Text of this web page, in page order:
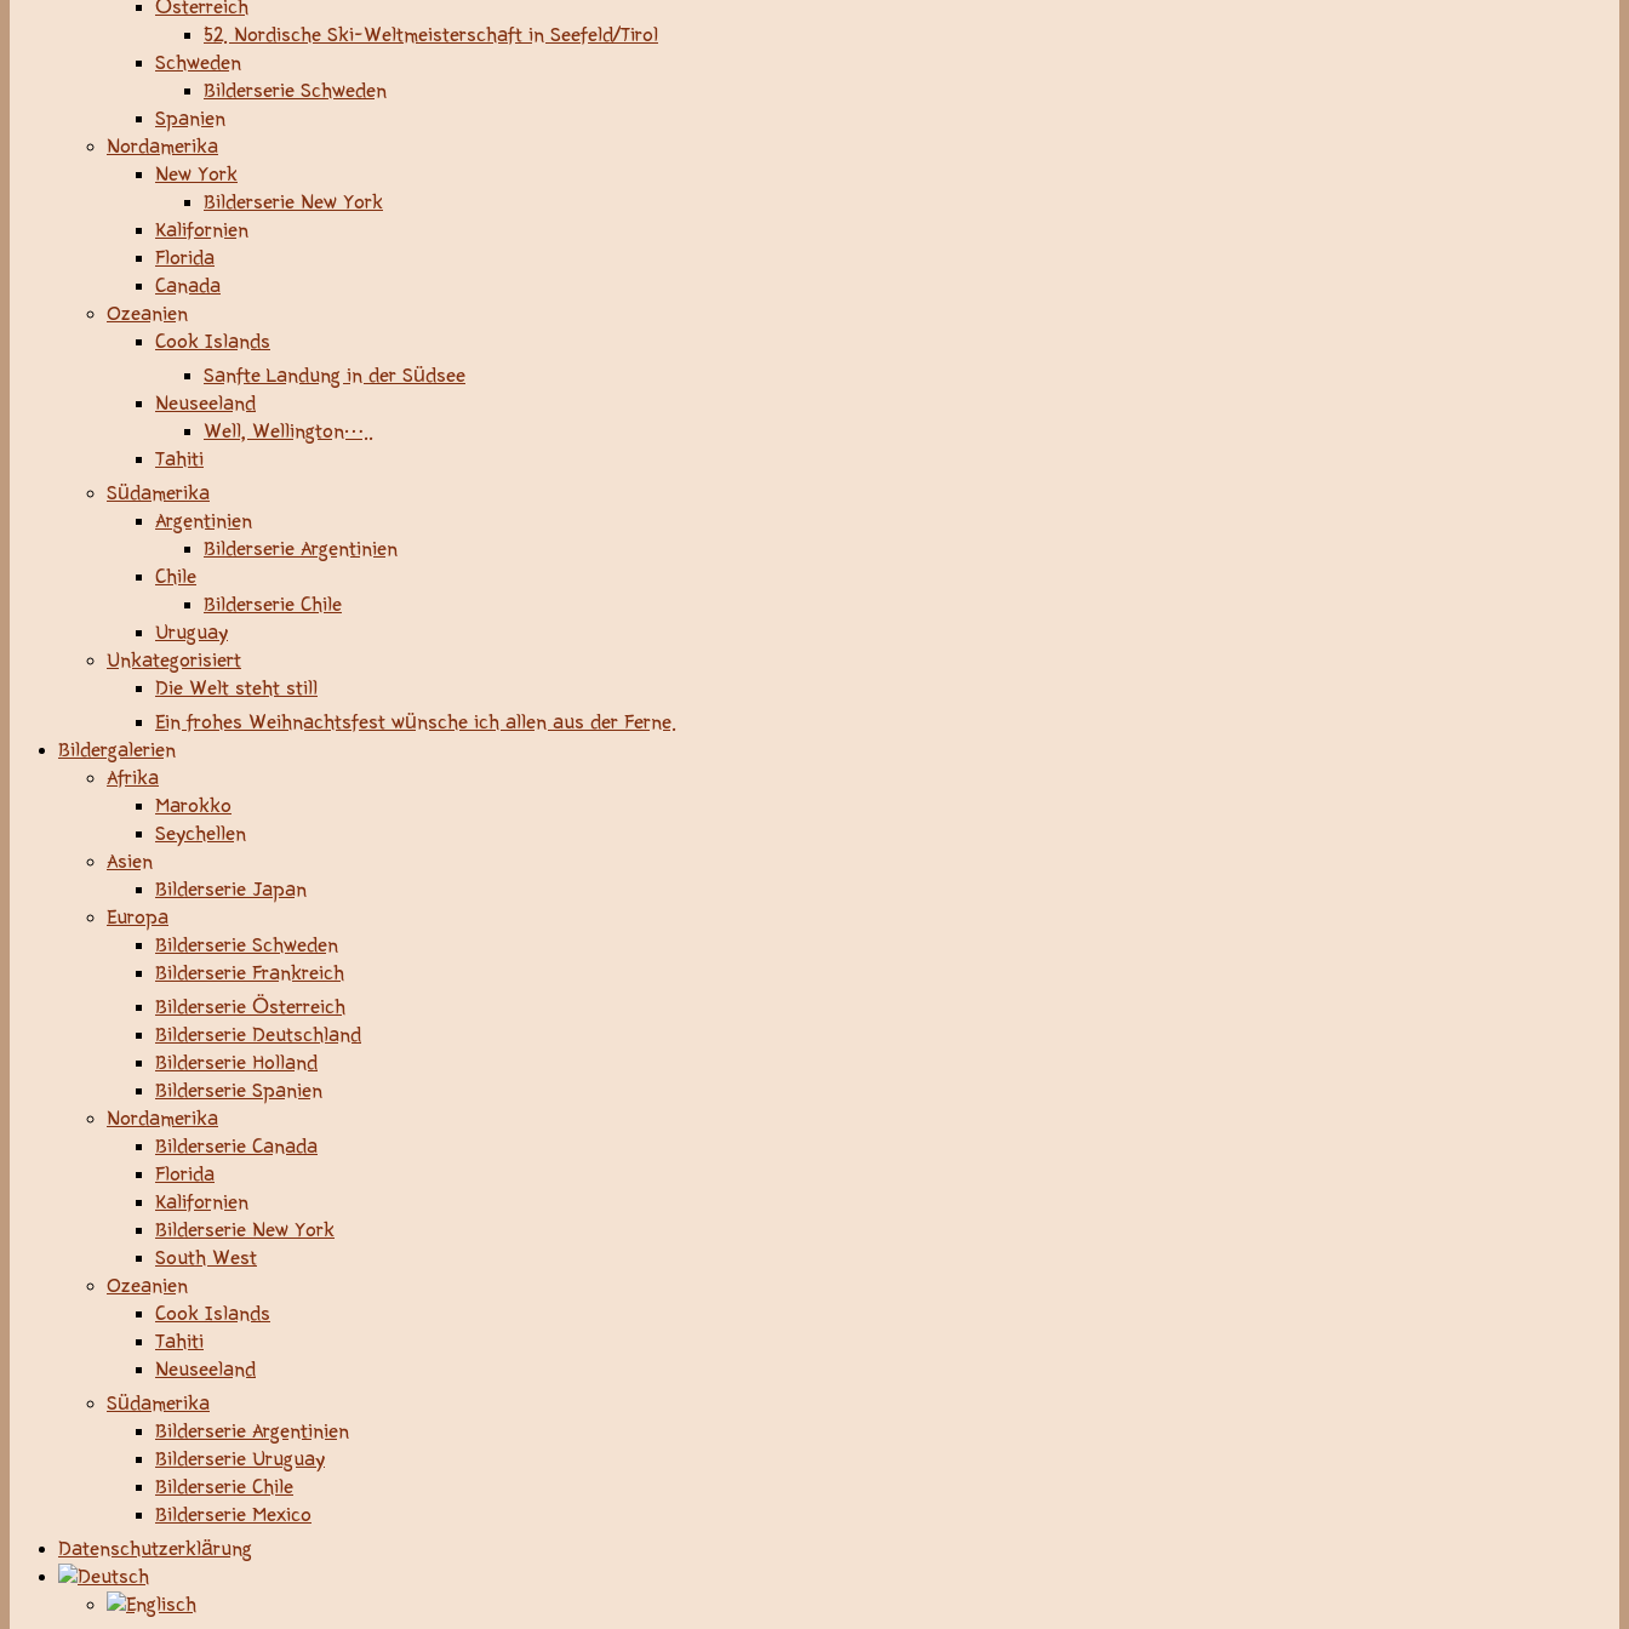
Österreich
52. Nordische Ski-Weltmeisterschaft in Seefeld/Tirol
Schweden
Bilderserie Schweden
Spanien
Nordamerika
New York
Bilderserie New York
Kalifornien
Florida
Canada
Ozeanien
Cook Islands
Sanfte Landung in der Südsee
Neuseeland
Well, Wellington…..
Tahiti
Südamerika
Argentinien
Bilderserie Argentinien
Chile
Bilderserie Chile
Uruguay
Unkategorisiert
Die Welt steht still
Ein frohes Weihnachtsfest wünsche ich allen aus der Ferne.
Bildergalerien
Afrika
Marokko
Seychellen
Asien
Bilderserie Japan
Europa
Bilderserie Schweden
Bilderserie Frankreich
Bilderserie Österreich
Bilderserie Deutschland
Bilderserie Holland
Bilderserie Spanien
Nordamerika
Bilderserie Canada
Florida
Kalifornien
Bilderserie New York
South West
Ozeanien
Cook Islands
Tahiti
Neuseeland
Südamerika
Bilderserie Argentinien
Bilderserie Uruguay
Bilderserie Chile
Bilderserie Mexico
Datenschutzerklärung